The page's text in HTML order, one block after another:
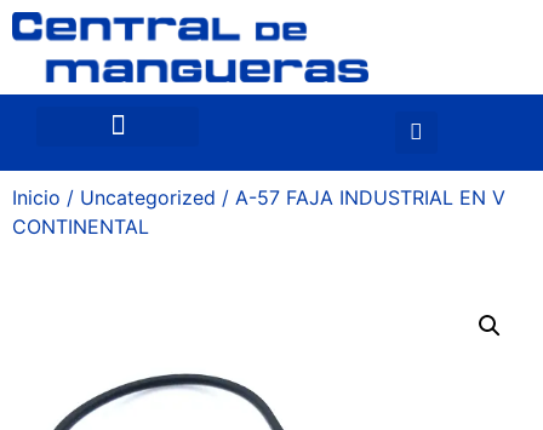
Inicio / Uncategorized / A-57 FAJA INDUSTRIAL EN V
CONTINENTAL